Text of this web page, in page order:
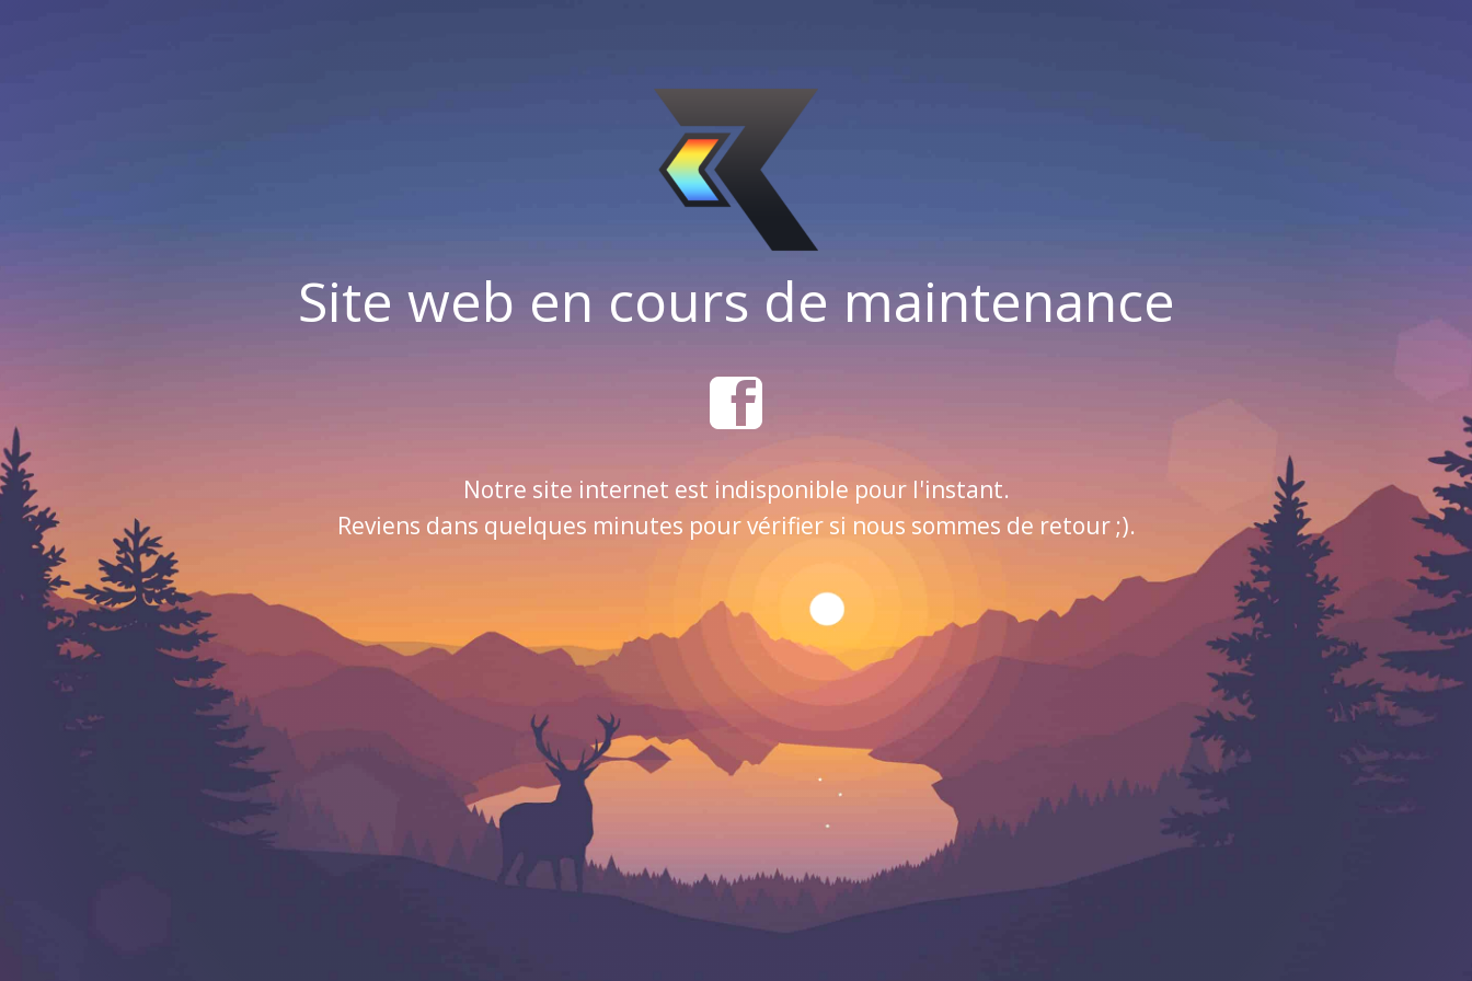
Site web en cours de maintenance
Notre site internet est indisponible pour l'instant.
Reviens dans quelques minutes pour vérifier si nous sommes de retour ;).